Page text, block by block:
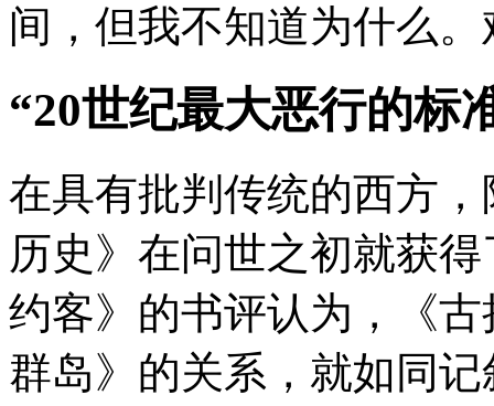
间，但我不知道为什么
“20世纪最大恶行的标
在具有批判传统的西方
历史》在问世之初就获
约客》的书评认为，《
群岛》的关系，就如同